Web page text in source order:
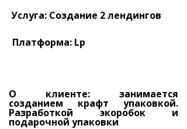
Услуга: Создание 2 лендингов
Платформа: Lp
О клиенте: занимается
созданием крафт упаковкой.
Разработкой экоробок и
подарочной упаковки